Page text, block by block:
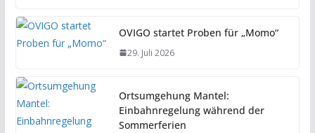
OVIGO startet Proben für „Momo“
29. Juli 2026
Ortsumgehung Mantel:
Einbahnregelung während der
Sommerferien